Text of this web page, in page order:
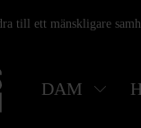
till ett mänskligare
DAM